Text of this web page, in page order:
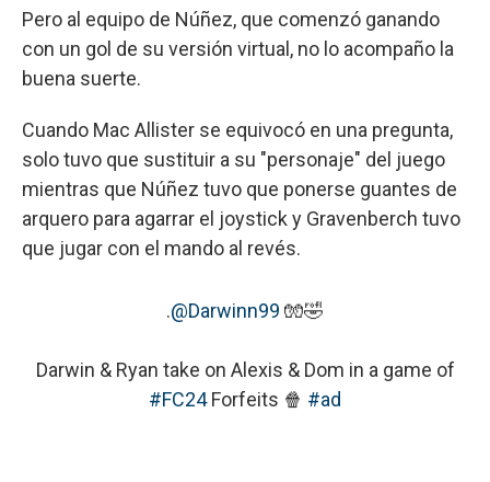
Pero al equipo de Núñez, que comenzó ganando
con un gol de su versión virtual, no lo acompaño la
buena suerte.
Cuando Mac Allister se equivocó en una pregunta,
solo tuvo que sustituir a su "personaje" del juego
mientras que Núñez tuvo que ponerse guantes de
arquero para agarrar el joystick y Gravenberch tuvo
que jugar con el mando al revés.
.@Darwinn99 🧤🤣
Darwin & Ryan take on Alexis & Dom in a game of
#FC24Forfeits 🍿 #ad